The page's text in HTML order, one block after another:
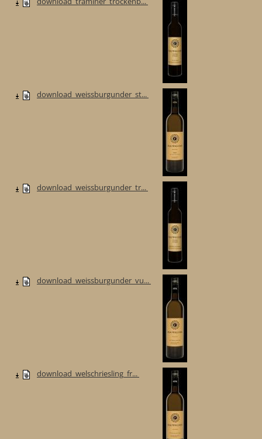
download_weissburgunder_st...
download_weissburgunder_tr...
download_weissburgunder_vu...
download_welschriesling_fr...